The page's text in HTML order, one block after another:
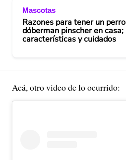
Mascotas
Razones para tener un perro
dóberman pinscher en casa;
características y cuidados
Acá, otro video de lo ocurrido: